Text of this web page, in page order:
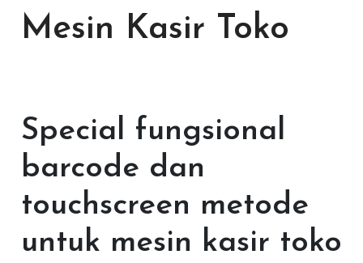
Mesin Kasir Toko
Special fungsional
barcode dan
touchscreen metode
untuk mesin kasir toko